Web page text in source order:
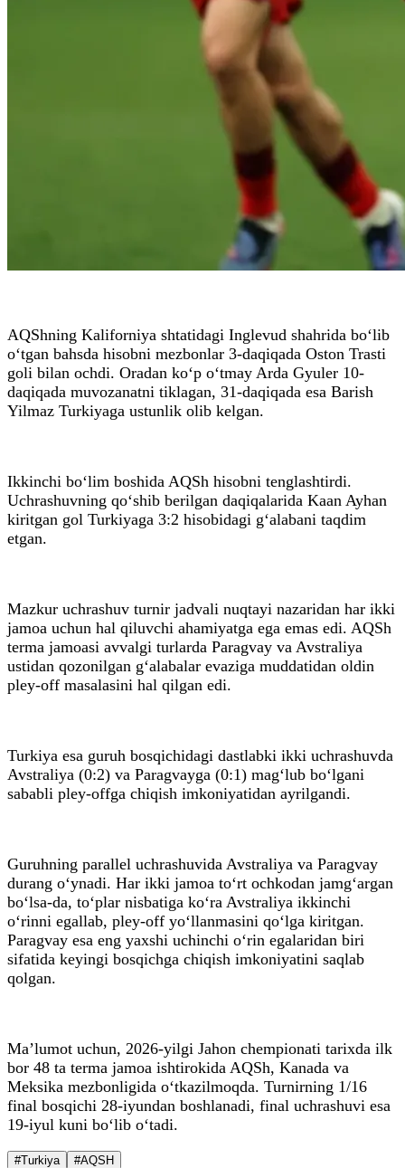
AQShning Kaliforniya shtatidagi Inglevud shahrida bo‘lib
o‘tgan bahsda hisobni mezbonlar 3-daqiqada Oston Trasti
goli bilan ochdi. Oradan ko‘p o‘tmay Arda Gyuler 10-
daqiqada muvozanatni tiklagan, 31-daqiqada esa Barish
Yilmaz Turkiyaga ustunlik olib kelgan.
Ikkinchi bo‘lim boshida AQSh hisobni tenglashtirdi.
Uchrashuvning qo‘shib berilgan daqiqalarida Kaan Ayhan
kiritgan gol Turkiyaga 3:2 hisobidagi g‘alabani taqdim
etgan.
Mazkur uchrashuv turnir jadvali nuqtayi nazaridan har ikki
jamoa uchun hal qiluvchi ahamiyatga ega emas edi. AQSh
terma jamoasi avvalgi turlarda Paragvay va Avstraliya
ustidan qozonilgan g‘alabalar evaziga muddatidan oldin
pley-off masalasini hal qilgan edi.
Turkiya esa guruh bosqichidagi dastlabki ikki uchrashuvda
Avstraliya (0:2) va Paragvayga (0:1) mag‘lub bo‘lgani
sababli pley-offga chiqish imkoniyatidan ayrilgandi.
Guruhning parallel uchrashuvida Avstraliya va Paragvay
durang o‘ynadi. Har ikki jamoa to‘rt ochkodan jamg‘argan
bo‘lsa-da, to‘plar nisbatiga ko‘ra Avstraliya ikkinchi
o‘rinni egallab, pley-off yo‘llanmasini qo‘lga kiritgan.
Paragvay esa eng yaxshi uchinchi o‘rin egalaridan biri
sifatida keyingi bosqichga chiqish imkoniyatini saqlab
qolgan.
Ma’lumot uchun, 2026-yilgi Jahon chempionati tarixda ilk
bor 48 ta terma jamoa ishtirokida AQSh, Kanada va
Meksika mezbonligida o‘tkazilmoqda. Turnirning 1/16
final bosqichi 28-iyundan boshlanadi, final uchrashuvi esa
19-iyul kuni bo‘lib o‘tadi.
#Turkiya #AQSH